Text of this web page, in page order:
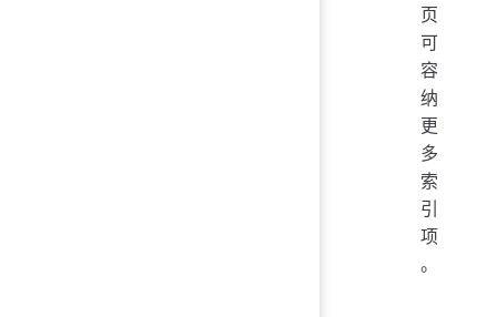
页
可
容
纳
更
多
索
引
项
。